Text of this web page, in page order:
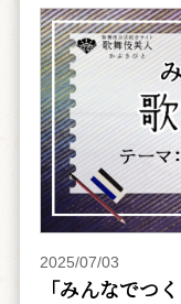
2025/07/03
「みんなで